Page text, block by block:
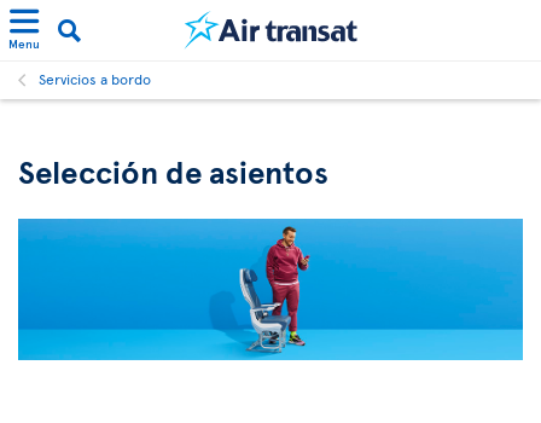
Menu
Servicios a bordo
Selección de asientos